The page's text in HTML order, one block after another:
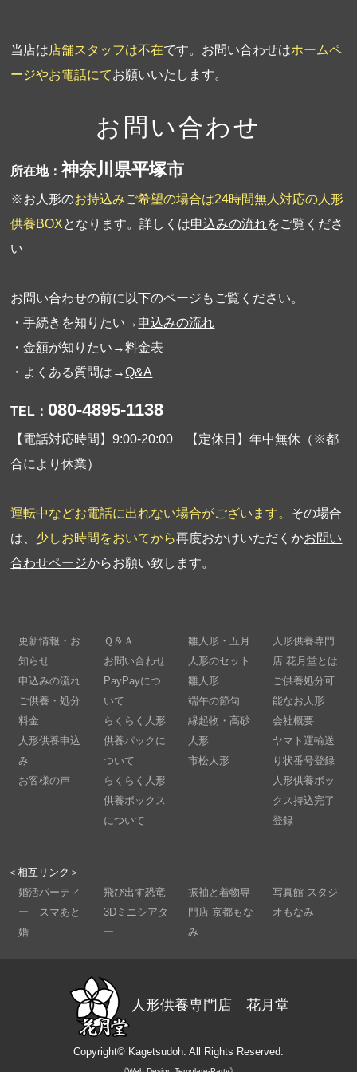
当店は店舗スタッフは不在です。お問い合わせはホームペ
ージやお電話にてお願いいたします。
お問い合わせ
所在地：神奈川県平塚市
※お人形のお持込みご希望の場合は24時間無人対応の人形
供養BOXとなります。詳しくは申込みの流れをご覧くださ
い
お問い合わせの前に以下のページもご覧ください。
・手続きを知りたい→ 申込みの流れ
・金額が知りたい→料金表
・よくある質問は→Q&A
TEL： 080-4895-1138
【電話対応時間】9:00-20:00 【定休日】年中無休（※都
合により休業）
運転中などお電話に出れない場合がございます。 その場合
は、 少しお時間をおいてから再度おかけいただくかお問い
合わせページからお願い致します。
更新情報・お
知らせ
申込みの流れ
ご供養・処分
料金
人形供養申込
み
お客様の声
Ｑ＆Ａ
お問い合わせ
PayPayにつ
いて
らくらく人形
供養パックに
ついて
らくらく人形
供養ボックス
について
雛人形・五月
人形のセット
雛人形
端午の節句
縁起物・高砂
人形
市松人形
人形供養専門
店 花月堂とは
ご供養処分可
能なお人形
会社概要
ヤマト運輸送
り状番号登録
人形供養ボッ
クス持込完了
登録
＜相互リンク＞
婚活パーティ
ー スマあと
婚
飛び出す恐竜
3Dミニシアタ
ー
振袖と着物専
門店 京都もな
み
写真館 スタジ
オもなみ
人形供養専門店 花月堂
Copyright© Kagetsudoh. All Rights Reserved.